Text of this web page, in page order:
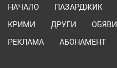
НАЧАЛО ПАЗАРДЖИК
КРИМИ
ДРУГИ ОБЯВИ
РЕКЛАМА
АБОНАМЕНТ